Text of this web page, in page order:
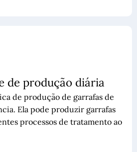
de produção diária
de produção de garrafas de
Ela pode produzir garrafas
processos de tratamento ao